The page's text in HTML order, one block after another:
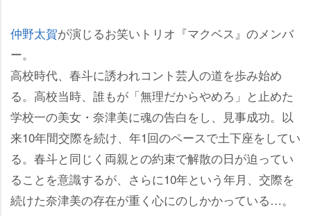
仲野太賀が演じるお笑いトリオ『マクベス』のメンバ
ー。
高校時代、春斗に誘われコント芸人の道を歩み始め
る。高校当時、誰もが「無理だからやめろ」と止めた
学校一の美女・奈津美に魂の告白をし、見事成功。以
来10年間交際を続け、年1回のペースで土下座をしてい
る。春斗と同じく両親との約束で解散の日が迫ってい
ることを意識するが、さらに10年という年月、交際を
続けた奈津美の存在が重く心にのしかかっている…。